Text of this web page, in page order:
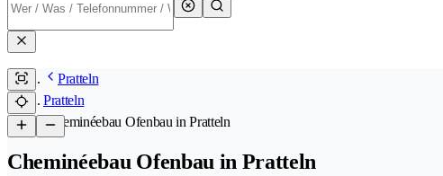
Pratteln
Pratteln
/Cheminéebau Ofenbau in Pratteln
Cheminéebau Ofenbau in Pratteln